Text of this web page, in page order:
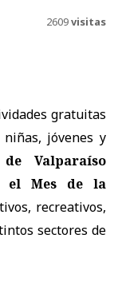
2609visitas
gratuitas
jóvenes y
Valparaíso
el Mes de la
recreativos,
sectores de